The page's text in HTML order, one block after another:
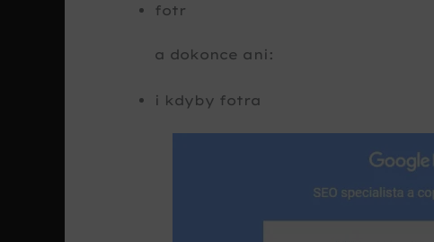
fotr
a dokonce ani:
i kdyby fotra